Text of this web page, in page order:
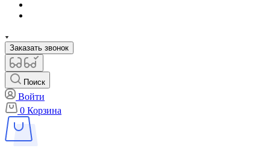
Заказать звонок
Поиск
Войти
0 Корзина